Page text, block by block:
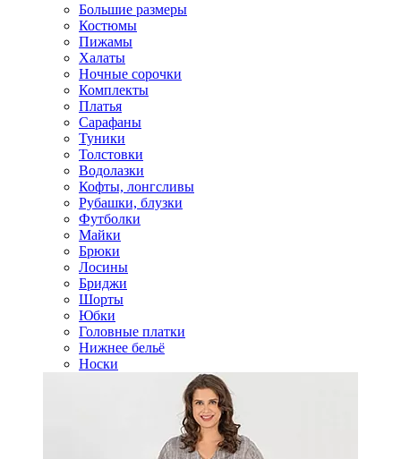
Большие размеры
Костюмы
Пижамы
Халаты
Ночные сорочки
Комплекты
Платья
Сарафаны
Туники
Толстовки
Водолазки
Кофты, лонгсливы
Рубашки, блузки
Футболки
Майки
Брюки
Лосины
Бриджи
Шорты
Юбки
Головные платки
Нижнее бельё
Носки